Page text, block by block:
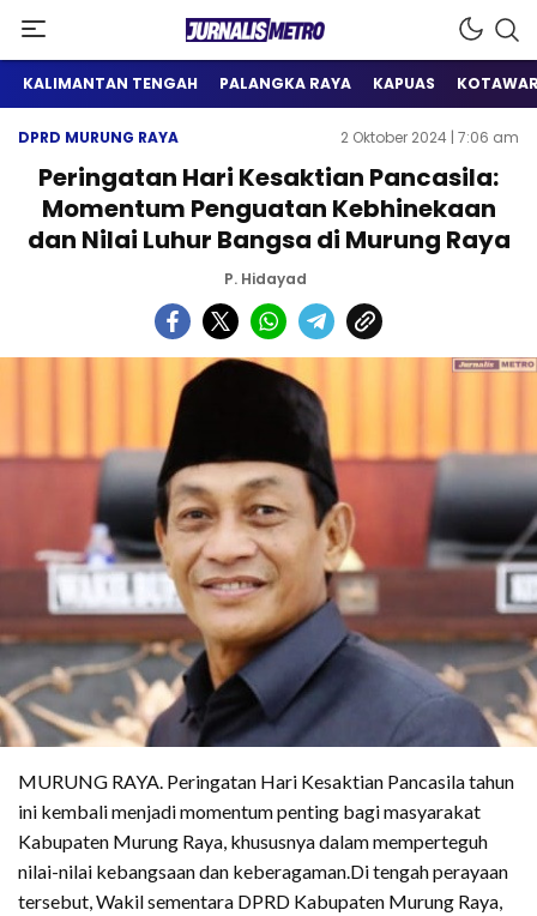
Jurnalis Metro
Satu Wadah Informasi
KALIMANTAN TENGAH PALANGKA RAYA KAPUAS
DPRD MURUNG RAYA 2 Oktober 2024 | 7:06 am
Peringatan Hari Kesaktian Pancasila:
Momentum Penguatan Kebhinekaan
dan Nilai Luhur Bangsa di Murung Raya
P. Hidayad
MURUNG RAYA. Peringatan Hari Kesaktian Pancasila tahun
ini kembali menjadi momentum penting bagi masyarakat
Kabupaten Murung Raya, khususnya dalam memperteguh
nilai-nilai kebangsaan dan keberagaman.Di tengah perayaan
tersebut, Wakil sementara DPRD Kabupaten Murung Raya,